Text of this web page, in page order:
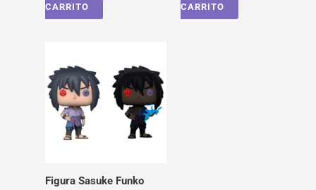
CARRITO
CARRITO
Figura Sasuke Funko